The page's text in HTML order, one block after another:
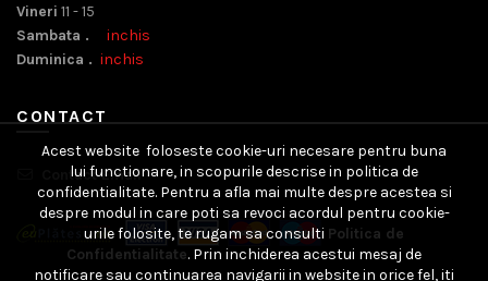
Vineri 11 - 15
Sambata . inchis
Duminica . inchis
CONTACT
Contact Email
Acest website foloseste cookie-uri necesare pentru buna
lui functionare, in scopurile descrise in politica de
confidentialitate. Pentru a afla mai multe despre acestea si
despre modul in care poti sa revoci acordul pentru cookie-
urile folosite, te rugam sa consulti Politica de
Confidentialitate. Prin inchiderea acestui mesaj de
notificare sau continuarea navigarii in website in orice fel, iti